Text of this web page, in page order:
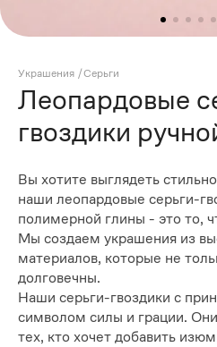
Украшения /Серьги
Леопардовые
гвоздики
Вы хотите выглядеть
наши леопардовые серьги-
полимерной глины - это то,
Мы создаем украшения из
материалов, которые не
долговечны.
Наши серьги-гвоздики с
символом силы и грации.
тех, кто хочет добавить